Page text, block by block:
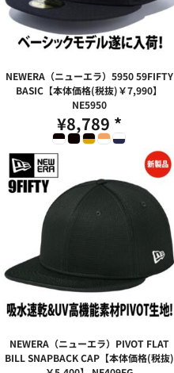
NEWERA（ニューエラ）5950 59FIFTY
BASIC【本体価格(税抜)￥7,990】
NE5950
¥8,789 *
NEWERA（ニューエラ）PIVOT FLAT
BILL SNAPBACK CAP【本体価格(税抜)